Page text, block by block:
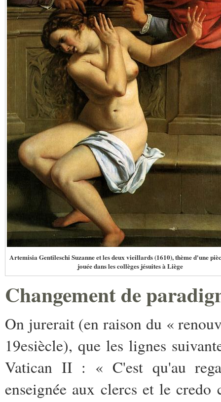
Artemisia Gentileschi Suzanne et les deux vieillards (1610), thème d'une
jouée dans les collèges jésuites à Liège
Changement de
On jurerait (en raison du «
19esiècle), que les lignes
Vatican II : « C'est qu'au
enseignée aux clercs et le